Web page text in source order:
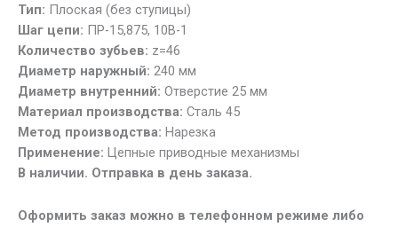
/
Венец
звезды
46
зубов,
шаг
15.875
(10В-1)
Тип: Плоская (без ступицы)
Шаг цепи: ПР-15,875, 10B-1
Количество зубьев: z=46
Диаметр наружный: 240 мм
Диаметр внутренний: Отверстие 25 мм
Материал производства: Cталь 45
Метод производства: Нарезка
Применение: Цепные приводные механизмы
В наличии. Отправка в день заказа.
Оформить заказ можно в телефонном режиме либо